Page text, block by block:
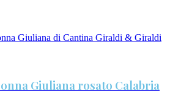
Giuliana rosato Calabria